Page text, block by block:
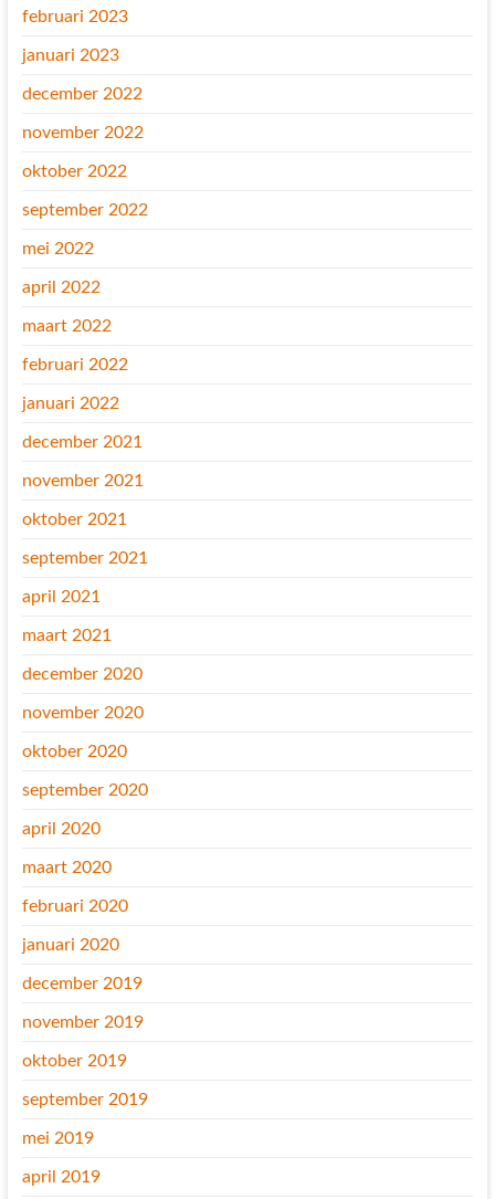
februari 2023
januari 2023
december 2022
november 2022
oktober 2022
september 2022
mei 2022
april 2022
maart 2022
februari 2022
januari 2022
december 2021
november 2021
oktober 2021
september 2021
april 2021
maart 2021
december 2020
november 2020
oktober 2020
september 2020
april 2020
maart 2020
februari 2020
januari 2020
december 2019
november 2019
oktober 2019
september 2019
mei 2019
april 2019